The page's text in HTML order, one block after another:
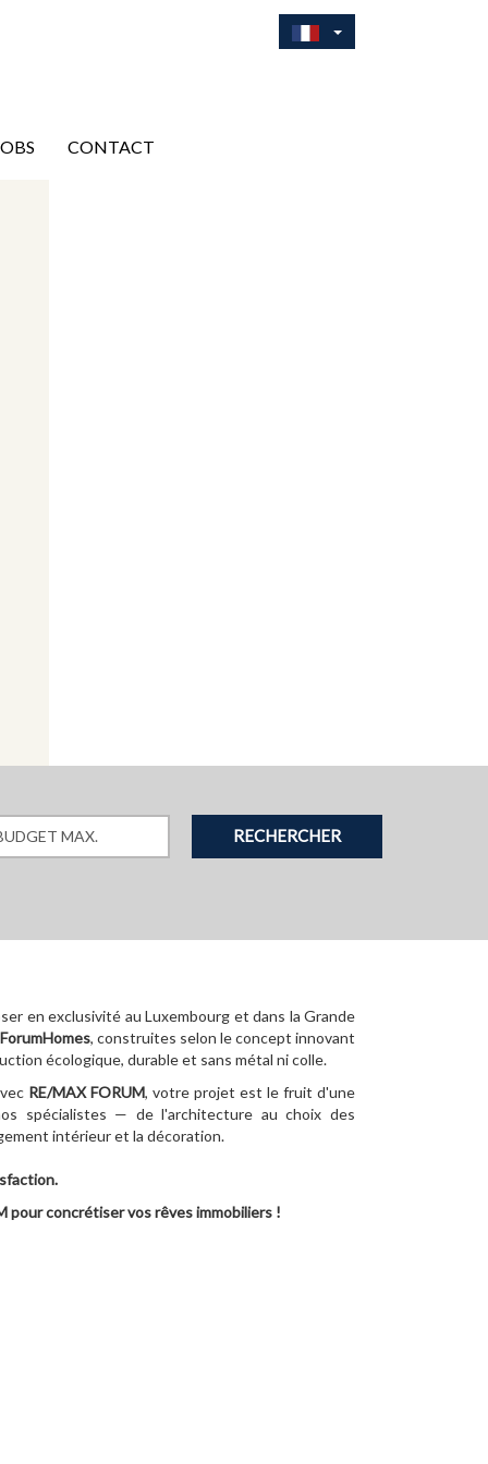
CONTACT
en exclusivité au Luxembourg et dans la Grande
ForumHomes, construites selon le concept innovant
écologique, durable et sans métal ni colle.
RE/MAX FORUM, votre projet est le fruit d'une
spécialistes — de l'architecture au choix des
intérieur et la décoration.
pour concrétiser vos rêves immobiliers !